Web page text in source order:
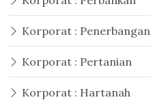
Korporat : Penerbangan
Korporat : Pertanian
Korporat : Hartanah